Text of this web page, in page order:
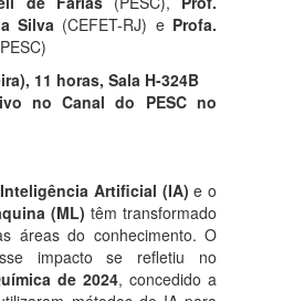
Silva (CEFET-RJ) e Profa.
11 horas, Sala H-324B
no Canal do PESC no
Inteligência Artificial (IA) e o
(ML) têm transformado
áreas do conhecimento. O
impacto se refletiu no
de 2024, concedido a